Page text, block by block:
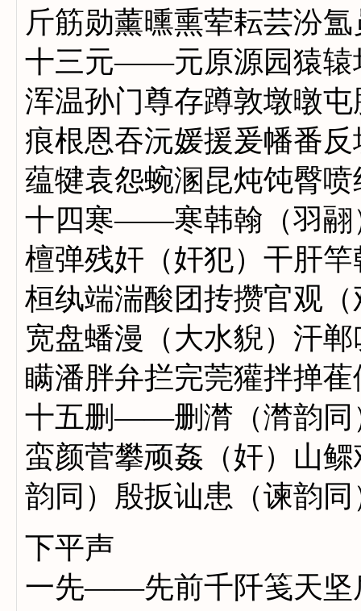
斤筋勋薰曛熏荤耘芸汾
十三元——元原源园猿辕
浑温孙门尊存蹲敦墩暾
痕根恩吞沅媛援爰幡番
蕴犍袁怨蜿溷昆炖饨臀喷
十四寒——寒韩翰（羽翮
檀弹残奸（奸犯）干肝
桓纨端湍酸团抟攒官观
宽盘蟠漫（大水貎）汗
瞒潘胖弁拦完莞獾拌掸
十五删——删潸（潸韵同
蛮颜菅攀顽姦（奸）山
韵同）殷扳讪患（谏韵
下平声
一先——先前千阡笺天坚